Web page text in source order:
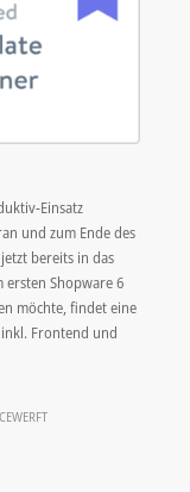
Einsatz
und zum Ende des
bereits in das
Shopware 6
möchte, findet eine
Frontend und